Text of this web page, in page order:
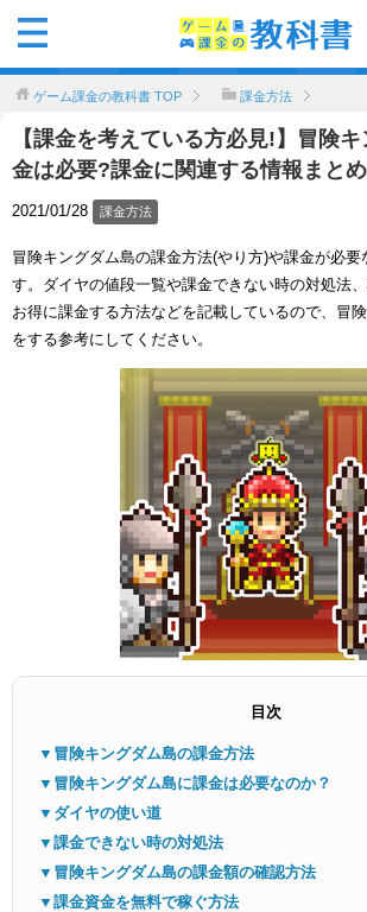
ゲーム課金の教科書 TOP 課金方法
【課金を考えている方必見!】冒険
金は必要?課金に関連する情報まとめ
2021/01/28 課金方法
冒険キングダム島の課金方法(やり方)や課金が必要
す。ダイヤの値段一覧や課金できない時の対処法、
お得に課金する方法などを記載しているので、冒
をする参考にしてください。
目次
▼冒険キングダム島の課金方法
▼冒険キングダム島に課金は必要なのか？
▼ダイヤの使い道
▼課金できない時の対処法
▼冒険キングダム島の課金額の確認方法
▼課金資金を無料で稼ぐ方法